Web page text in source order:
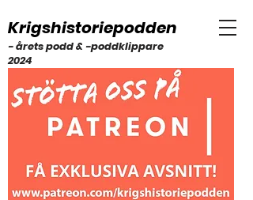
Krigshistoriepodden
- årets podd & -poddklippare
2024